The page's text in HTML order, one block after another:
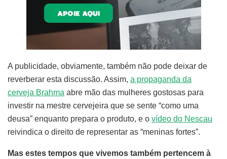
A publicidade, obviamente, também não pode deixar de
reverberar esta discussão. Assim, a propaganda da
cerveja Brahma abre mão das mulheres gostosas para
investir na mestre cervejeira que se sente “como uma
deusa” enquanto prepara o produto, e o vídeo do Nescau
reivindica o direito de representar as “meninas fortes”.
Mas estes tempos que vivemos também pertencem à